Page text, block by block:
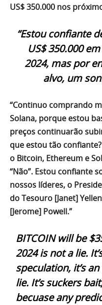
US$ 350.000 nos
“Estou confiante
US$ 350.000
2024, mas por
alvo, um
“Continuo comprando
Solana, porque estou
preços continuarão
que estou tão
o Bitcoin, Ethereum e
“Não”. Estou confiante
nossos líderes, o
do Tesouro [Janet]
[Jerome] Powell.”
BITCOIN will be
2024 is not a lie.
speculation, it’s
lie. It’s suckers
becuase any